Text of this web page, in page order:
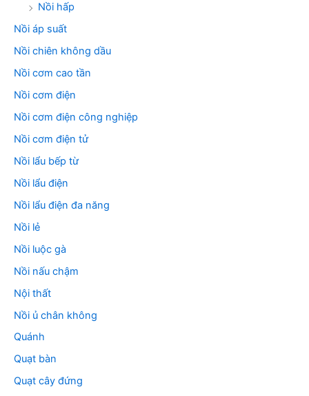
Nồi hấp
Nồi áp suất
Nồi chiên không dầu
Nồi cơm cao tần
Nồi cơm điện
Nồi cơm điện công nghiệp
Nồi cơm điện tử
Nồi lẩu bếp từ
Nồi lẩu điện
Nồi lẩu điện đa năng
Nồi lẻ
Nồi luộc gà
Nồi nấu chậm
Nội thất
Nồi ủ chân không
Quánh
Quạt bàn
Quạt cây đứng